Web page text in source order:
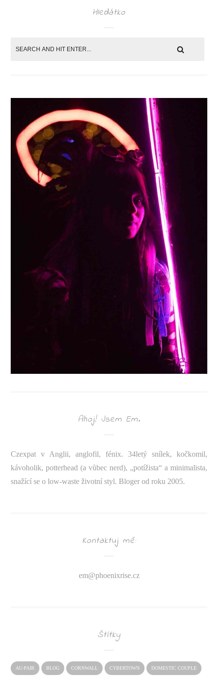
Hledátko
Ahoj! Jsem Em.
Czexpat v Anglii, anglofil, fénix. 34letý snílek, kočkomil,
kávoholik, potterhead (a vůbec nerd), „potížista“ a minimalista,
snažící se o low-waste životní styl. Bloger od roku 2005.
Kontaktuj mě:
em@phoenixrise.cz
Štítky
AU-PAIR BLOG CORNWALL CYBERTOWN DOMESTIC COUPLE